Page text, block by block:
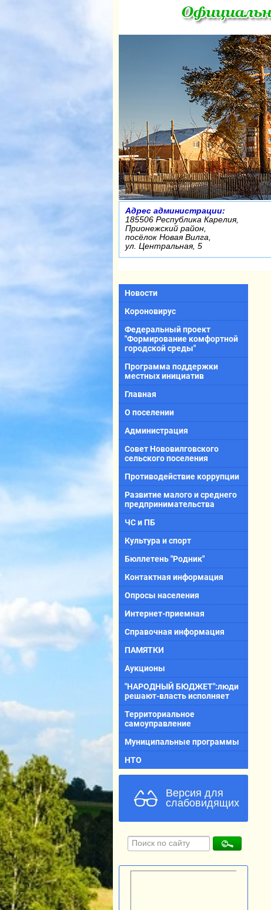
Адрес администрации:
185506 Республика Карелия,
Прионежский район,
посёлок Новая Вилга,
ул. Центральная, 5
Новости
Короновирус
Федеральный проект
"Формирование комфортной
городской среды"
Программа поддержки
местных инициатив
Главная
О поселении
Администрация
Совет Нововилговского
сельского поселения
Противодействие коррупции
Развитие малого и среднего
предпринимательства
ЧС и ПБ
Культура и спорт
Бюллетень "Родник"
Контактная информация
Опросы населения
Интернет-приемная
Справочная информация
ПАМЯТКИ
Аукционы
"НАРОДНЫЙ БЮДЖЕТ":люди
решают-власть исполняет
Территориальное
самоуправление
Муниципальные программы
НТО
Версия для
слабовидящих